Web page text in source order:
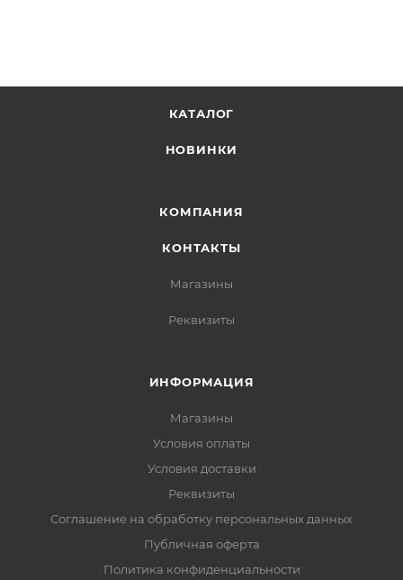
КАТАЛОГ
НОВИНКИ
КОМПАНИЯ
КОНТАКТЫ
Магазины
Реквизиты
ИНФОРМАЦИЯ
Магазины
Условия оплаты
Условия доставки
Реквизиты
Соглашение на обработку персональных данных
Публичная оферта
Политика конфиденциальности